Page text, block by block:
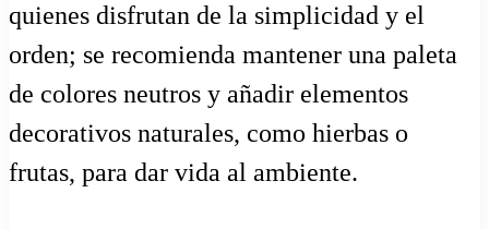
quienes disfrutan de la simplicidad y el
orden; se recomienda mantener una paleta
de colores neutros y añadir elementos
decorativos naturales, como hierbas o
frutas, para dar vida al ambiente.